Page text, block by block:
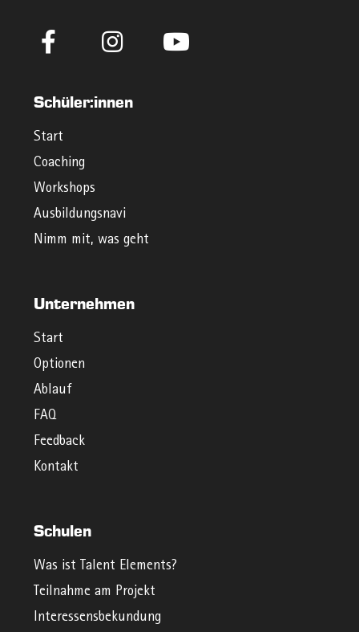
Schüler:innen
Start
Coaching
Workshops
Ausbildungsnavi
Nimm mit, was geht
Unternehmen
Start
Optionen
Ablauf
FAQ
Feedback
Kontakt
Schulen
Was ist Talent Elements?
Teilnahme am Projekt
Interessensbekundung